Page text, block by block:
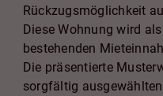
Rückzugsmöglichkeit
Diese Wohnung wird
bestehenden
Die präsentierte
sorgfältig